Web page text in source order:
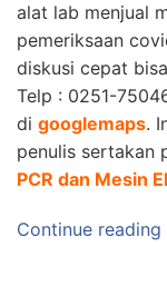
alat lab menjual
pemeriksaan
diskusi cepat
Telp : 0251-
di googlemaps.
penulis sertakan
PCR dan Mesin
Continue